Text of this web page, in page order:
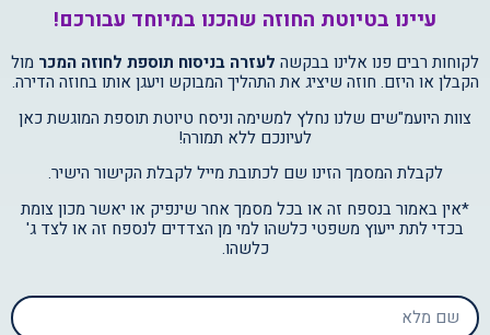
עיינו בטיוטת החוזה שהכנו במיוחד עבורכם!
לקוחות רבים פנו אלינו בבקשה לעזרה בניסוח תוספת לחוזה המכר מול
הקבלן או היזם. חוזה שיציג את התהליך המבוקש ויעגן אותו בחוזה הדירה.
צוות היועמ"שים שלנו נחלץ למשימה וניסח טיוטת תוספת המוגשת כאן
לעיונכם ללא תמורה!
לקבלת המסמך הזינו שם לכתובת מייל לקבלת הקישור הישיר.
*אין באמור בנספח זה או בכל מסמך אחר שינפיק או יאשר מכון צומת
בכדי לתת ייעוץ משפטי כלשהו למי מן הצדדים לנספח זה או לצד ג'
כלשהו.